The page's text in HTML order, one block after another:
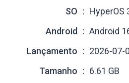
SO
HyperOS
Android
Android
Lançamento
2026-07-
Tamanho
6.61 GB